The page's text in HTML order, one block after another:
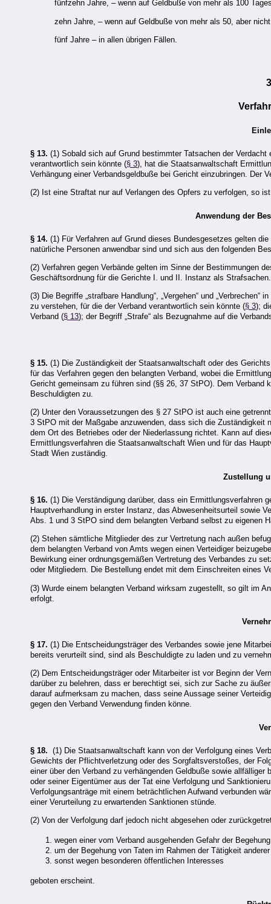
fünfzehn Jahre, – wenn auf Geldbuße von mehr als 100
zehn Jahre, – wenn auf Geldbuße von mehr als 50, aber
fünf Jahre – in allen übrigen Fällen.
§ 13. (1) Sobald sich auf Grund bestimmter Tatsachen der
verantwortlich sein könnte (§ 3), hat die Staatsanwaltschaft
Verhängung einer Verbandsgeldbuße bei Gericht einzubringen. Der
(2) Ist eine Straftat nur auf Verlangen des Opfers zu verfolgen, so
Anwendung der
§ 14. (1) Für Verfahren auf Grund dieses Bundesgesetzes gelten
natürliche Personen anwendbar sind und sich aus den folgenden
(2) Verfahren gegen Verbände gelten im Sinne der Bestimmungen
Geschäftsordnung für die Gerichte I. und II. Instanz als Strafsachen.
(3) Die Begriffe „strafbare Handlung“, „Vergehen“ und
zu verstehen, für die der Verband verantwortlich sein könnte (§ 3);
Verband (§ 13); der Begriff „Strafe“ als Bezugnahme auf die
§ 15. (1) Die Zuständigkeit der Staatsanwaltschaft oder des
für das Verfahren gegen den belangten Verband, wobei die
Gericht gemeinsam zu führen sind (§§ 26, 37 StPO). Dem
Beschuldigten zu.
(2) Unter den Voraussetzungen des § 27 StPO ist auch eine
3 StPO mit der Maßgabe anzuwenden, dass sich die
dem Ort des Betriebes oder der Niederlassung richtet. Kann auf
Ermittlungsverfahren die Staatsanwaltschaft Wien und für das
Stadt Wien zuständig.
Zustellung
§ 16. (1) Die Verständigung darüber, dass ein Ermittlungsverfahren
Hauptverhandlung in erster Instanz, das Abwesenheitsurteil sowie
Abs. 1 und 3 StPO sind dem belangten Verband selbst zu eigenen
(2) Stehen sämtliche Mitglieder des zur Vertretung nach außen
dem belangten Verband von Amts wegen einen Verteidiger
Bewirkung einer ordnungsgemäßen Vertretung des Verbandes zu
oder Mitgliedern. Die Bestellung endet mit dem Einschreiten eines
(3) Wurde einem belangten Verband wirksam zugestellt, so gilt im
erfolgt.
§ 17. (1) Die Entscheidungsträger des Verbandes sowie jene
bereits verurteilt sind, sind als Beschuldigte zu laden und zu
(2) Dem Entscheidungsträger oder Mitarbeiter ist vor Beginn der
darüber zu belehren, dass er berechtigt sei, sich zur Sache zu
darauf aufmerksam zu machen, dass seine Aussage seiner
gegen den Verband Verwendung finden könne.
§ 18. (1) Die Staatsanwaltschaft kann von der Verfolgung eines
Gewichts der Pflichtverletzung oder des Sorgfaltsverstoßes, der
einer über den Verband zu verhängenden Geldbuße sowie
oder seiner Eigentümer aus der Tat eine Verfolgung und
Verfolgungsanträge mit einem beträchtlichen Aufwand verbunden
einer Verurteilung zu erwartenden Sanktionen stünde.
(2) Von der Verfolgung darf jedoch nicht abgesehen oder
wegen einer vom Verband ausgehenden Gefahr der
um der Begehung von Taten im Rahmen der Tätigkeit
sonst wegen besonderen öffentlichen Interesses
geboten erscheint.